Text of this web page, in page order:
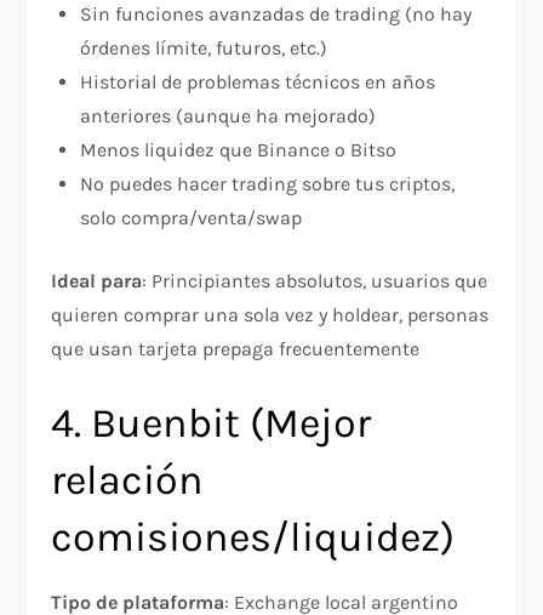
Sin funciones avanzadas de trading (no hay
órdenes límite, futuros, etc.)​
Historial de problemas técnicos en años
anteriores (aunque ha mejorado)​
Menos liquidez que Binance o Bitso​
No puedes hacer trading sobre tus criptos,
solo compra/venta/swap​
Ideal para: Principiantes absolutos, usuarios que
quieren comprar una sola vez y holdear, personas
que usan tarjeta prepaga frecuentemente​
4. Buenbit (Mejor
relación
comisiones/liquidez)
Tipo de plataforma: Exchange local argentino